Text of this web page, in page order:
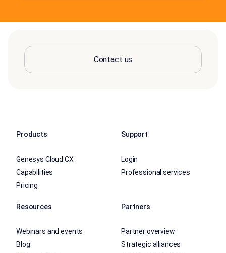
Contact us
Products
Genesys Cloud CX
Capabilities
Pricing
Support
Login
Professional services
Resources
Webinars and events
Blog
Partners
Partner overview
Strategic alliances